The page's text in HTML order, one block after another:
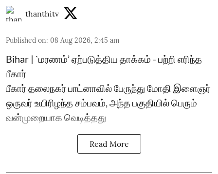
thanthitv
Published on: 08 Aug 2026, 2:45 am
Bihar | `மரணம்’ ஏற்படுத்திய தாக்கம் - பற்றி எரிந்த
பீகார்
பீகார் தலைநகர் பாட்னாவில் பேருந்து மோதி இளைஞர்
ஒருவர் உயிரிழந்த சம்பவம், அந்த பகுதியில் பெரும்
வன்முறையாக வெடித்தது
Read More